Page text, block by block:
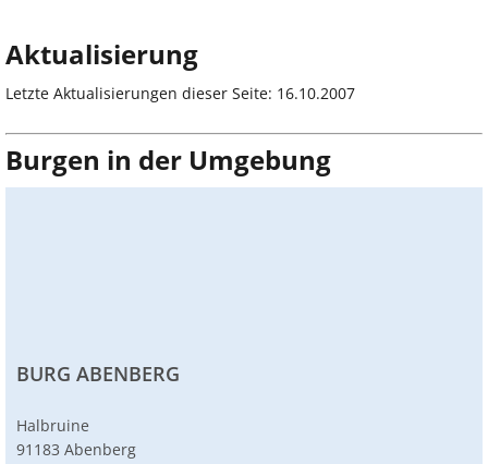
Aktualisierung
Letzte Aktualisierungen dieser Seite: 16.10.2007
Burgen in der Umgebung
BURG ABENBERG
Halbruine
91183 Abenberg